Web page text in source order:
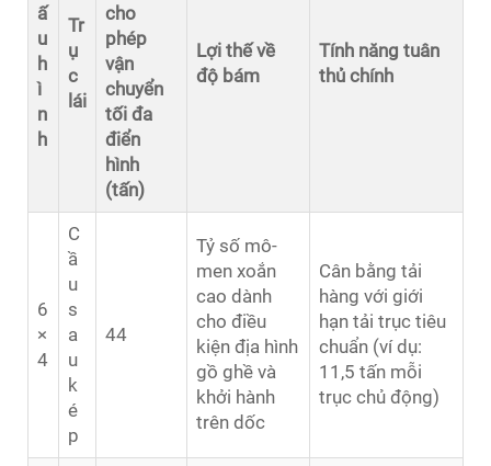
ấ
u
h
ì
n
h
Tr
ụ
c
lái
cho
phép
vận
chuyển
tối đa
điển
hình
(tấn)
Lợi thế về
độ bám
Tính năng tuân
thủ chính
6
×
4
C
ầ
u
s
a
u
k
é
p
44
Tỷ số mô-
men xoắn
cao dành
cho điều
kiện địa hình
gồ ghề và
khởi hành
trên dốc
Cân bằng tải
hàng với giới
hạn tải trục tiêu
chuẩn (ví dụ:
11,5 tấn mỗi
trục chủ động)